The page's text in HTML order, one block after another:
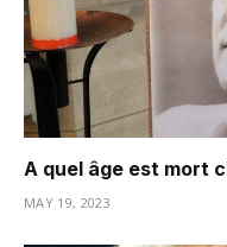
A quel âge est mort
MAY 19, 2023